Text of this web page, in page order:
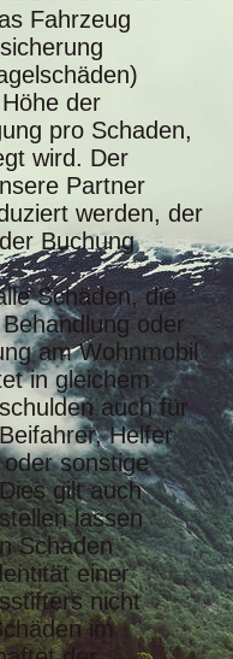
Fahrzeug
der
pro Schaden,
wird. Der
Partner
werden, der
Buchung
Schäden, die
oder
am Wohnmobil
in gleichem
auch für
Helfer
oder sonstige
gilt auch
lassen
Schaden
einer
nicht
im